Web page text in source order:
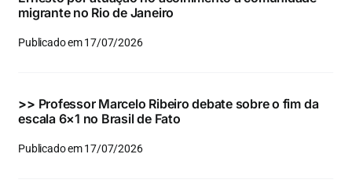
migrante no Rio de Janeiro
Publicado em 17/07/2026
>> Professor Marcelo Ribeiro debate sobre o fim da
escala 6×1 no Brasil de Fato
Publicado em 17/07/2026